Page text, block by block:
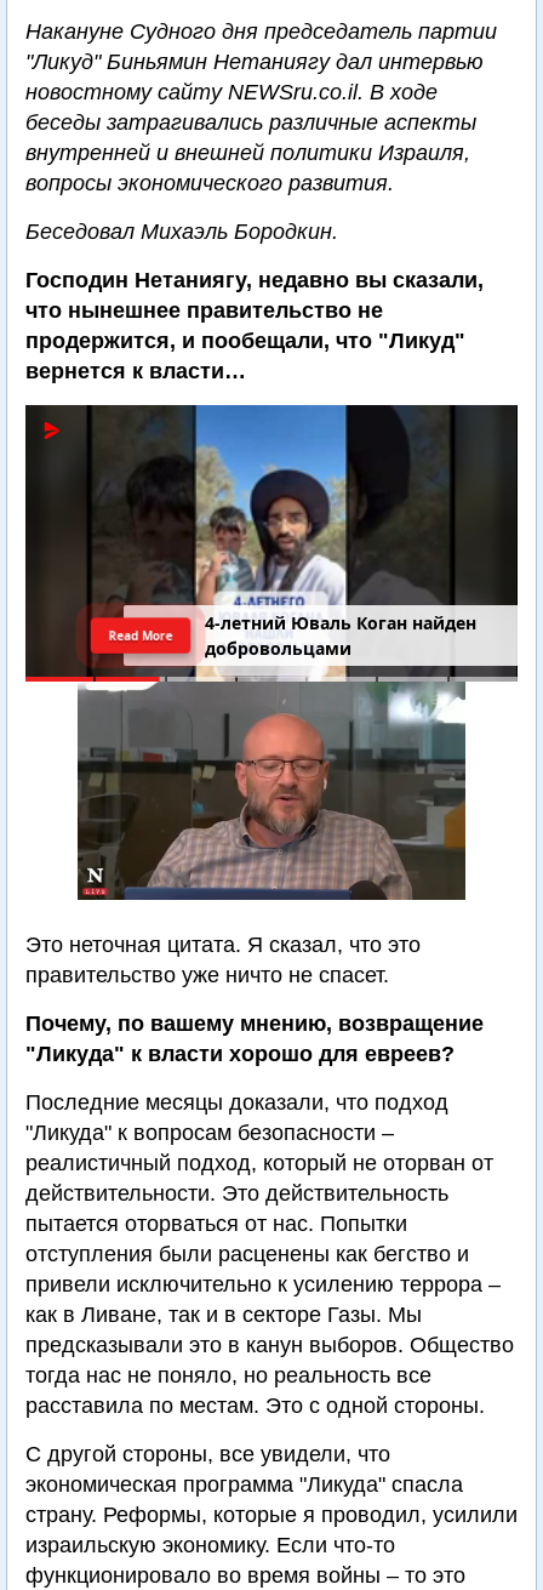
Накануне Судного дня председатель партии
"Ликуд" Биньямин Нетаниягу дал интервью
новостному сайту NEWSru.co.il. В ходе
беседы затрагивались различные аспекты
внутренней и внешней политики Израиля,
вопросы экономического развития.
Беседовал Михаэль Бородкин.
Господин Нетаниягу, недавно вы сказали,
что нынешнее правительство не
продержится, и пообещали, что "Ликуд"
вернется к власти…
Последний шанс Ирана. Теракт в
Самарии // Новости Израиля.
Шарп. Финкель. Дубнов
Read More
Это неточная цитата. Я сказал, что это
правительство уже ничто не спасет.
Почему, по вашему мнению, возвращение
"Ликуда" к власти хорошо для евреев?
Последние месяцы доказали, что подход
"Ликуда" к вопросам безопасности –
реалистичный подход, который не оторван от
действительности. Это действительность
пытается оторваться от нас. Попытки
отступления были расценены как бегство и
привели исключительно к усилению террора –
как в Ливане, так и в секторе Газы. Мы
предсказывали это в канун выборов. Общество
тогда нас не поняло, но реальность все
расставила по местам. Это с одной стороны.
С другой стороны, все увидели, что
экономическая программа "Ликуда" спасла
страну. Реформы, которые я проводил, усилили
израильскую экономику. Если что-то
функционировало во время войны – то это